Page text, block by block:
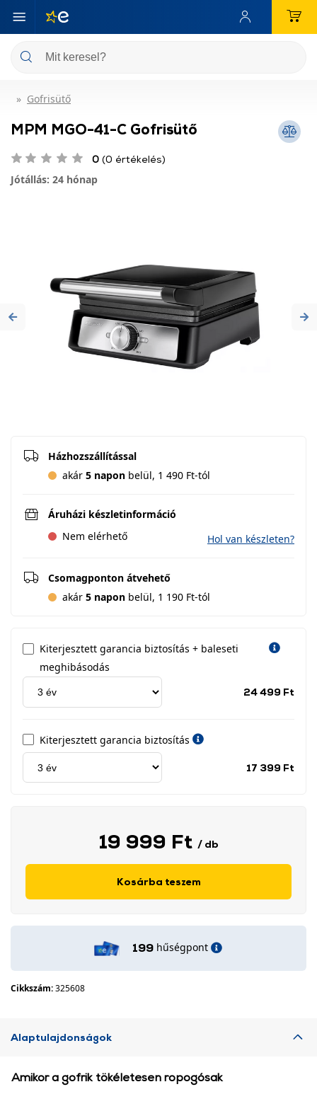
Gofrisütő
MPM MGO-41-C Gofrisütő
0 (0 értékelés)
Jótállás: 24 hónap
Previous
Házhozszállítással
akár 5 napon belül, 1 490 Ft-tól
Áruházi készletinformáció
Nem elérhető
Hol van készleten?
Csomagponton átvehető
akár 5 napon belül, 1 190 Ft-tól
Kiterjesztett garancia biztosítás + baleseti
meghibásodás
24 499 Ft
Kiterjesztett garancia biztosítás
17 399 Ft
19 999 Ft / db
Kosárba teszem
199 hűségpont
Cikkszám:325608
Alaptulajdonságok
Amikor a gofrik tökéletesen ropogósak